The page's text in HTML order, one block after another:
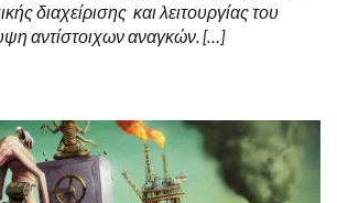
διαχείρισης και λειτουργίας του
αντίστοιχων αναγκών. […]